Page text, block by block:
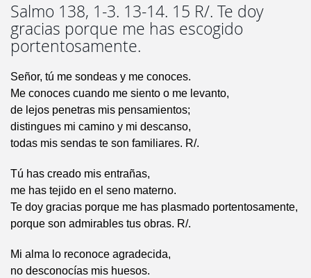
Salmo 138, 1-3. 13-14. 15 R/. Te doy
gracias porque me has escogido
portentosamente.
Señor, tú me sondeas y me conoces.
Me conoces cuando me siento o me levanto,
de lejos penetras mis pensamientos;
distingues mi camino y mi descanso,
todas mis sendas te son familiares. R/.
Tú has creado mis entrañas,
me has tejido en el seno materno.
Te doy gracias porque me has plasmado portentosamente,
porque son admirables tus obras. R/.
Mi alma lo reconoce agradecida,
no desconocías mis huesos.